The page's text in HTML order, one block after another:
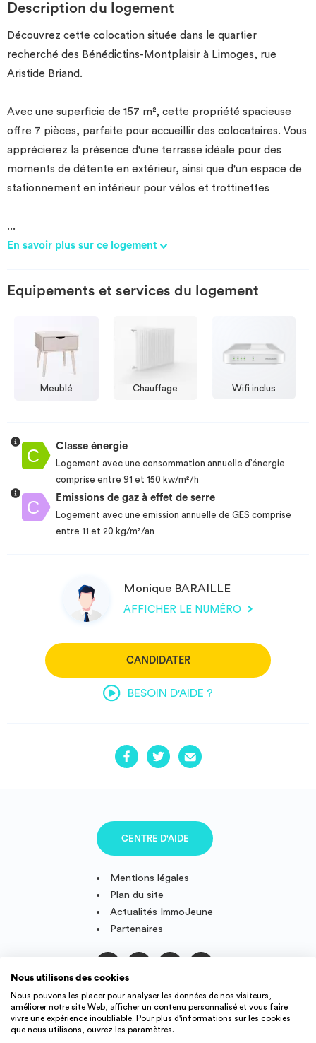
Description du logement
Découvrez cette colocation située dans le quartier
recherché des Bénédictins-Montplaisir à Limoges, rue
Aristide Briand.
Avec une superficie de 157 m², cette propriété spacieuse
offre 7 pièces, parfaite pour accueillir des colocataires. Vous
apprécierez la présence d'une terrasse idéale pour des
moments de détente en extérieur, ainsi que d'un espace de
stationnement en intérieur pour vélos et trottinettes
...
En savoir plus sur ce logement
Equipements et services du logement
Meublé Chauffage Wifi inclus
Classe énergie
Logement avec une consommation annuelle d’énergie
comprise entre 91 et 150 kw/m²/h
Emissions de gaz à effet de serre
Logement avec une emission annuelle de GES comprise
entre 11 et 20 kg/m²/an
Monique BARAILLE
AFFICHER LE NUMÉRO
CANDIDATER
BESOIN D'AIDE ?
Mentions légales
Plan du site
Actualités ImmoJeune
Partenaires
CENTRE D'AIDE
Suivez-nous
Nous utilisons des cookies
Nous pouvons les placer pour analyser les données de nos visiteurs,
améliorer notre site Web, afficher un contenu personnalisé et vous faire
vivre une expérience inoubliable. Pour plus d'informations sur les cookies
que nous utilisons, ouvrez les paramètres.